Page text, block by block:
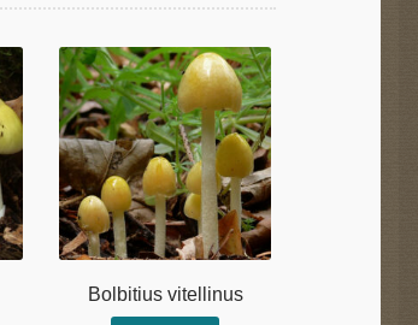
Bolbitius vitellinus